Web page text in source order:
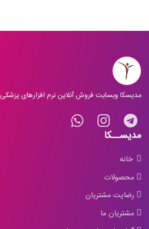
مدیسکا وبسایت فروش آنلاین نرم افزارهای پزشکی
مدیســکا
خانه
محصولات
رضایت مشتریان
مشتریان ما